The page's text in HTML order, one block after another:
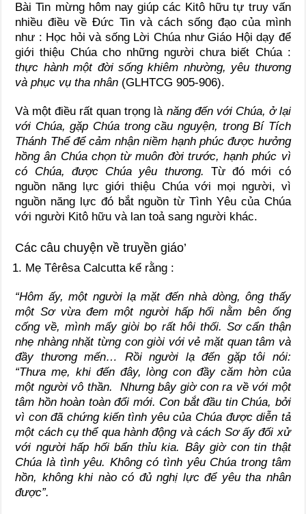
Bài Tin mừng hôm nay giúp các Kitô hữu tự truy vấn
nhiều điều về Đức Tin và cách sống đạo của mình
như : Học hỏi và sống Lời Chúa như Giáo Hội dạy để
giới thiệu Chúa cho những người chưa biết Chúa :
thực hành một đời sống khiêm nhường, yêu thương
và phục vụ tha nhân (GLHTCG 905-906).
Và một điều rất quan trọng là năng đến với Chúa, ở lại
với Chúa, gặp Chúa trong cầu nguyện, trong Bí Tích
Thánh Thể để cảm nhận niềm hạnh phúc được hưởng
hồng ân Chúa chọn từ muôn đời trước, hạnh phúc vì
có Chúa, được Chúa yêu thương. Từ đó mới có
nguồn năng lực giới thiệu Chúa với mọi người, vì
nguồn năng lực đó bắt nguồn từ Tình Yêu của Chúa
với người Kitô hữu và lan toả sang người khác.
Các câu chuyện về truyền giáo’
Mẹ Têrêsa Calcutta kể rằng :
“Hôm ấy, một người lạ mặt đến nhà dòng, ông thấy
một Sơ vừa đem một người hấp hối nằm bên ống
cống về, mình mẩy giòi bọ rất hôi thối. Sơ cẩn thận
nhẹ nhàng nhặt từng con giòi với vẻ mặt quan tâm và
đầy thương mến… Rồi người lạ đến gặp tôi nói:
“Thưa mẹ, khi đến đây, lòng con đầy căm hờn của
một người vô thần. Nhưng bây giờ con ra về với một
tâm hồn hoàn toàn đổi mới. Con bắt đầu tin Chúa, bởi
vì con đã chứng kiến tình yêu của Chúa được diễn tả
một cách cụ thể qua hành động và cách Sơ ấy đối xử
với người hấp hối bẩn thỉu kia. Bây giờ con tin thật
Chúa là tình yêu. Không có tình yêu Chúa trong tâm
hồn, không khi nào có đủ nghị lực để yêu tha nhân
được”.